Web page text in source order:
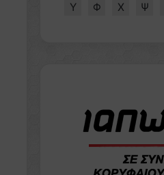
Υ Φ Χ Ψ